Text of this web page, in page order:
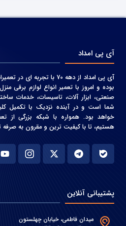
آی پی امداد
آی پی امداد از دهه 70 با
بوده و امروز با تعمیر انواع لوازم برقی
صنعتی، ابزار آلات، تاسیسات، خدمات
شما است و در آینده نزدیک با تکمیل
خواهد بود. همواره با شبکه بزرگی از
هستیم، تا با کیفیت ترین و مقرون به صرفه
پشتیبانی آنلاین
میدان فاطمی، خیابان چهلستون